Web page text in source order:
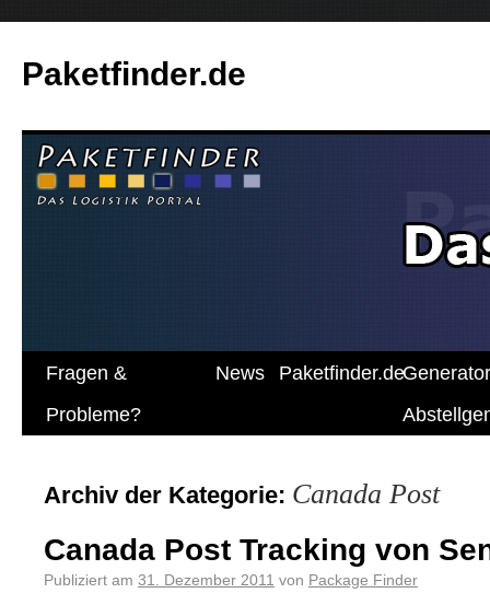
Paketfinder.de
Fragen &
Probleme?
News Paketfinder.deGenerator
Archiv der Kategorie: Canada Post
Canada Post Tracking von
Publiziert am 31. Dezember 2011 von Package Finder